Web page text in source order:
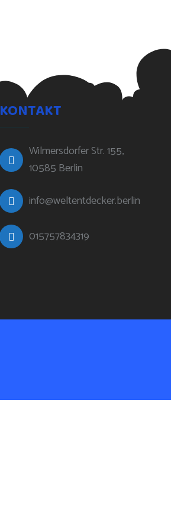
KONTAKT
Wilmersdorfer Str. 155,
10585 Berlin
info@weltentdecker.berlin
015757834319